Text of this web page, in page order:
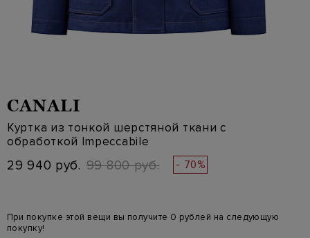
CANALI
Куртка из тонкой шерстяной ткани с
обработкой Impeccabile
29 940 руб. 99 800 руб. - 70%
При покупке этой вещи вы получите 0 рублей на следующую
покупку!